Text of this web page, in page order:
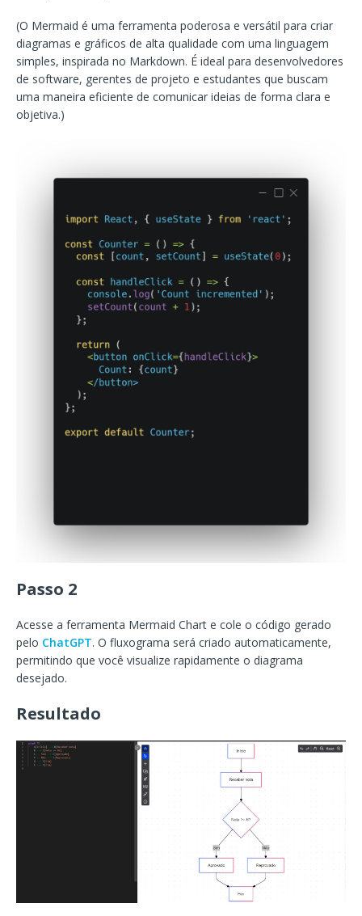
(O Mermaid é uma ferramenta poderosa e versátil para criar
diagramas e gráficos de alta qualidade com uma linguagem
simples, inspirada no Markdown. É ideal para desenvolvedores
de software, gerentes de projeto e estudantes que buscam
uma maneira eficiente de comunicar ideias de forma clara e
objetiva.)
Passo 2
Acesse a ferramenta Mermaid Chart e cole o código gerado
pelo ChatGPT. O fluxograma será criado automaticamente,
permitindo que você visualize rapidamente o diagrama
desejado.
Resultado